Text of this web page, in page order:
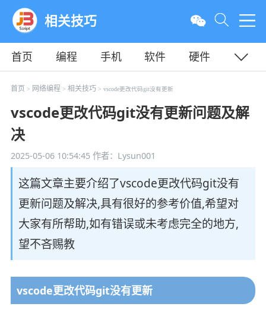
相关技巧
首页 编程 手机 软件
硬件
教程
平面 服务器
首页 > 网络编程 > 相关技巧 > vscode更改代码git没有更新
vscode更改代码git没有更新问题及解
决
2025-05-06 10:54:45作者：Lysun001
这篇文章主要介绍了vscode更改代码git没有
更新问题及解决,具有很好的参考价值,希望对
大家有所帮助,如有错误或未考虑完全的地方,
望不吝赐教
vscode更改代码git没有更新